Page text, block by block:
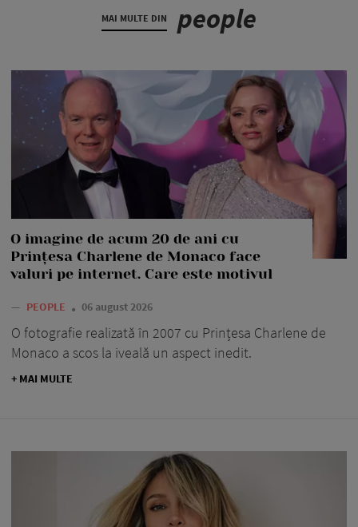
MAI MULTE DIN people
O imagine de acum 20 de ani cu
Prințesa Charlene de Monaco face
valuri pe internet. Care este motivul
— PEOPLE 06 august 2026
O fotografie realizată în 2007 cu Prințesa Charlene de
Monaco a scos la iveală un aspect inedit.
+ MAI MULTE